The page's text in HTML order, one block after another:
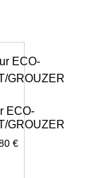
ECO-
GROUZER
€